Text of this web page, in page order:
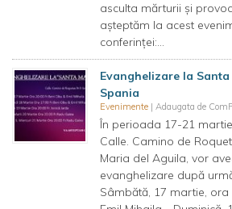
asculta mărturii și
așteptăm la acest
conferinței:...
Evanghelizare la
Spania
Evenimente | Adaugata de
În perioada 17-21
Calle. Camino de
Maria del Aguila, vor
evanghelizare după
Sâmbătă, 17 martie, ora